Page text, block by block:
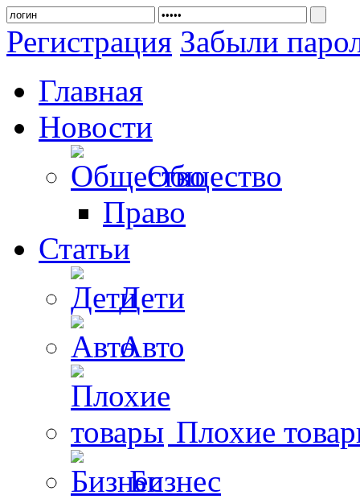
Регистрация Забыли
Главная
Новости
Общество
Право
Статьи
Дети
Авто
Плохие
Бизнес